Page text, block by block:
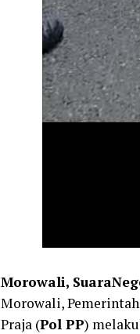
Morowali,
Morowali,
Praja (Pol PP)